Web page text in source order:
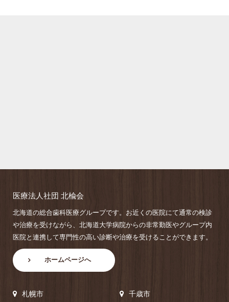
医療法人社団 北楡会
北海道の総合歯科医療グループです。お近くの医院にて通常の検診
や治療を受けながら、北海道大学病院からの非常勤医やグループ内
医院と連携して専門性の高い診断や治療を受けることができます。
ホームページへ
札幌市 千歳市